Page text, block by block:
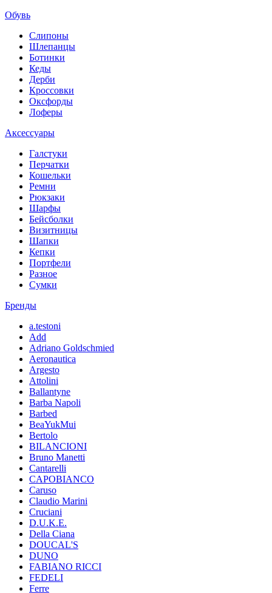
Обувь
Слипоны
Шлепанцы
Ботинки
Кеды
Дерби
Кроссовки
Оксфорды
Лоферы
Аксессуары
Галстуки
Перчатки
Кошельки
Ремни
Рюкзаки
Шарфы
Бейсболки
Визитницы
Шапки
Кепки
Портфели
Разное
Сумки
Бренды
a.testoni
Add
Adriano Goldschmied
Aeronautica
Argesto
Attolini
Ballantyne
Barba Napoli
Barbed
BeaYukMui
Bertolo
BILANCIONI
Bruno Manetti
Cantarelli
CAPOBIANCO
Caruso
Claudio Marini
Cruciani
D.U.K.E.
Della Ciana
DOUCAL'S
DUNO
FABIANO RICCI
FEDELI
Ferre